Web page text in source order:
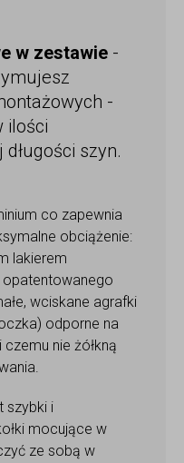
w zestawie -
-
ilości
szyn.
co zapewnia
obciążenie:
lakierem
wciskane agrafki
odporne na
czemu nie żółkną
szybki i
mocujące w
ze sobą w